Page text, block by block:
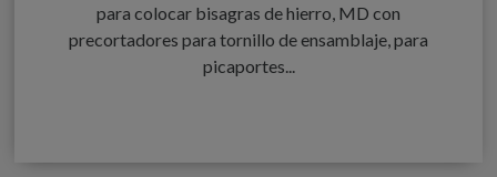
para colocar bisagras de hierro, MD con
precortadores para tornillo de ensamblaje, para
picaportes...